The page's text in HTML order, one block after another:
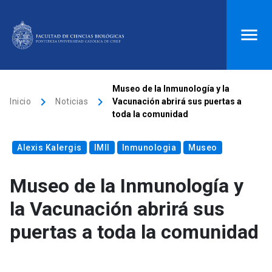
Biblioteca launch Donaciones launch
search
Inicio
Quiénes somos keyboard_arrow_down
Inicio keyboard_arrow_right Noticias keyboard_arrow_right
Museo de la Inmunología y la
Vacunación abrirá sus puertas a
toda la comunidad
Alexis Kalergis IMII Inmunologia Museo
Museo de la Inmunología y
la Vacunación abrirá sus
puertas a toda la comunidad